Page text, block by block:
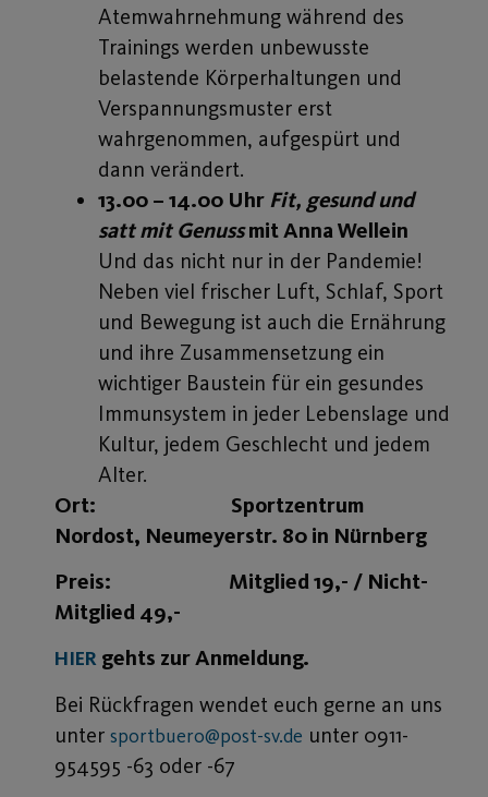
Atemwahrnehmung während des
Trainings werden unbewusste
belastende Körperhaltungen und
Verspannungsmuster erst
wahrgenommen, aufgespürt und
dann verändert.
13.00 – 14.00 Uhr Fit, gesund und
satt mit Genussmit Anna Wellein
Und das nicht nur in der Pandemie!
Neben viel frischer Luft, Schlaf, Sport
und Bewegung ist auch die Ernährung
und ihre Zusammensetzung ein
wichtiger Baustein für ein gesundes
Immunsystem in jeder Lebenslage und
Kultur, jedem Geschlecht und jedem
Alter.
Ort: Sportzentrum
Nordost, Neumeyerstr. 80 in Nürnberg
Preis: Mitglied 19,- / Nicht-
Mitglied 49,-
HIER gehts zur Anmeldung.
Bei Rückfragen wendet euch gerne an uns
unter sportbuero@post-sv.de unter 0911-
954595 -63 oder -67